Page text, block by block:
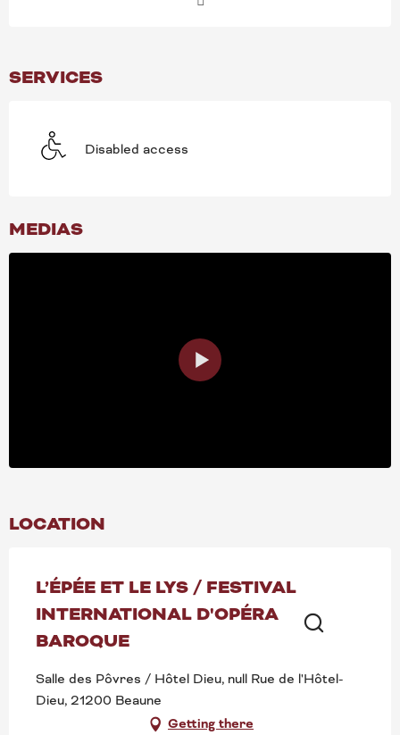
SERVICES
Disabled access
MEDIAS
LOCATION
L’ÉPÉE ET LE LYS / FESTIVAL
INTERNATIONAL D'OPÉRA
BAROQUE
Salle des Pôvres / Hôtel Dieu, null Rue de l'Hôtel-
Dieu, 21200 Beaune
Getting there